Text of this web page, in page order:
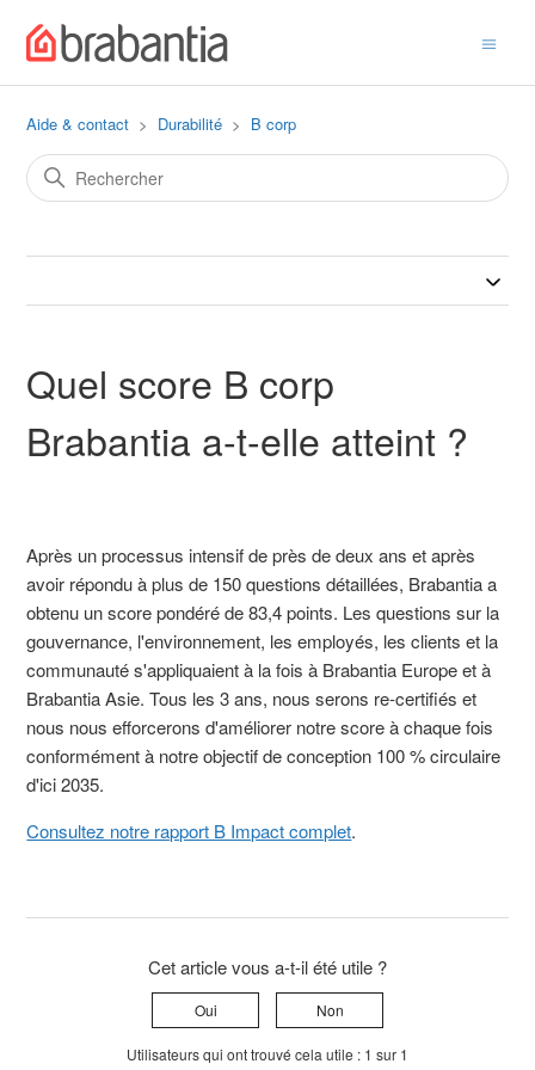
Aide & contact Durabilité B corp
Quel score B corp
Brabantia a-t-elle atteint ?
Après un processus intensif de près de deux ans et après
avoir répondu à plus de 150 questions détaillées, Brabantia a
obtenu un score pondéré de 83,4 points. Les questions sur la
gouvernance, l'environnement, les employés, les clients et la
communauté s'appliquaient à la fois à Brabantia Europe et à
Brabantia Asie. Tous les 3 ans, nous serons re-certifiés et
nous nous efforcerons d'améliorer notre score à chaque fois
conformément à notre objectif de conception 100 % circulaire
d'ici 2035.
Consultez notre rapport B Impact complet.
Cet article vous a-t-il été utile ?
Oui Non
Utilisateurs qui ont trouvé cela utile : 1 sur 1